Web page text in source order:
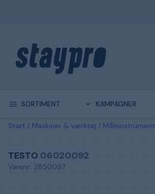
SORTIMENT KAMPAGNER
Start Maskiner & værktøj Måleinstrument
TESTO 06020092
Varenr.: 2850097